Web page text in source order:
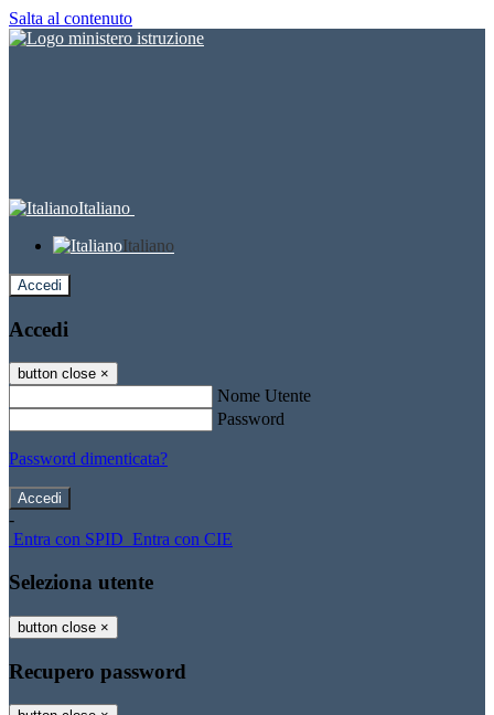
Salta al contenuto
Italiano
Italiano
Accedi
Accedi
button close ×
Nome Utente
Password
Password dimenticata?
-
Entra con SPID Entra con CIE
Seleziona utente
button close ×
Recupero password